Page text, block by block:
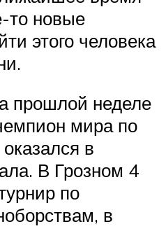
то новые
этого человека
прошлой неделе
мира по
в
В Грозном 4
по
в